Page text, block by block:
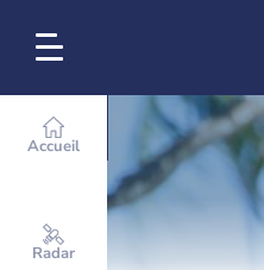
Accueil
Radar